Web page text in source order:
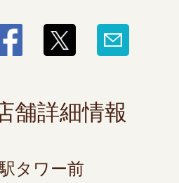
舗詳細情報
タワー前